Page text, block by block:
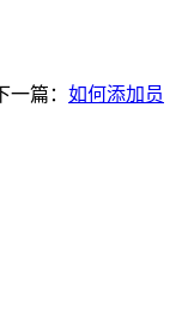
下一篇： 如何添加员